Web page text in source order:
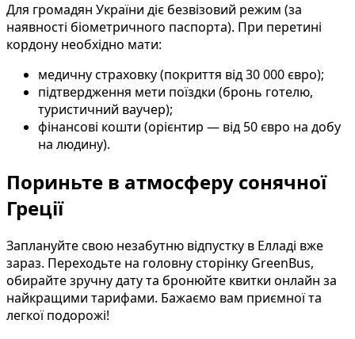
Для громадян України діє безвізовий режим (за
наявності біометричного паспорта). При перетині
кордону необхідно мати:
медичну страховку (покриття від 30 000 євро);
підтвердження мети поїздки (бронь готелю,
туристичний ваучер);
фінансові кошти (орієнтир — від 50 євро на добу
на людину).
Пориньте в атмосферу сонячної
Греції
Заплануйте свою незабутню відпустку в Елладі вже
зараз. Переходьте на головну сторінку GreenBus,
обирайте зручну дату та бронюйте квитки онлайн за
найкращими тарифами. Бажаємо вам приємної та
легкої подорожі!